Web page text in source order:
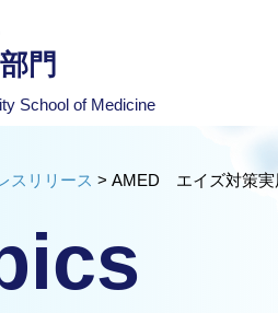
門
School of Medicine
スリリース > AMED エイズ対策実